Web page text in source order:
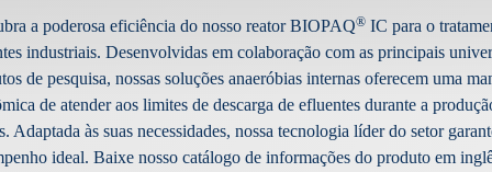
a poderosa eficiência do nosso reator BIOPAQ® IC para o
industriais. Desenvolvidas em colaboração com as principais
de pesquisa, nossas soluções anaeróbias internas oferecem uma
de atender aos limites de descarga de efluentes durante a
Adaptada às suas necessidades, nossa tecnologia líder do setor
ideal. Baixe nosso catálogo de informações do produto em